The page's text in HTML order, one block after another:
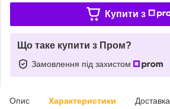
Купити з
Що таке купити з Пром?
Замовлення під захистом
Опис Характеристики Доставка